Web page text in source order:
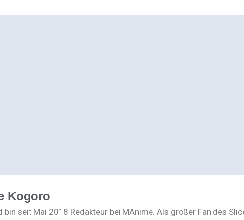
Kogoro
bin seit Mai 2018 Redakteur bei MAnime. Als großer Fan des